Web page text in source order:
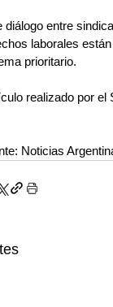
diálogo entre
laborales
prioritario.
realizado por el
Noticias